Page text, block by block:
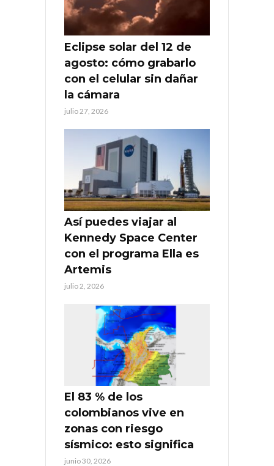
Eclipse solar del 12 de
agosto: cómo grabarlo
con el celular sin dañar
la cámara
julio 27, 2026
Así puedes viajar al
Kennedy Space Center
con el programa Ella es
Artemis
julio 2, 2026
El 83 % de los
colombianos vive en
zonas con riesgo
sísmico: esto significa
junio 30, 2026